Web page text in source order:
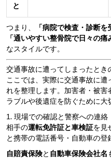
と
つまり、 「病院で検査・診断を
「通いやすい整骨院で日々の
なスタイルです。
交通事故に遭ってしまったとき
ここでは、実際に交通事故に
れを整理します。加害者・被害
ラブルや後遺症を防ぐために大
1. 現場での確認と警察への連絡
相手の運転免許証と車検証を見
と携帯の電話番号・自動車の登
自賠責保険と 自動車保険会社名